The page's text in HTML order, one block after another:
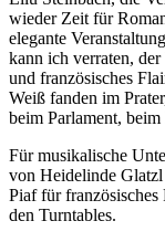
wieder Zeit für
elegante
kann ich verraten, der
und französisches
Weiß fanden im
beim Parlament,
Für musikalische
von Heidelinde
Piaf für
den Turntables.